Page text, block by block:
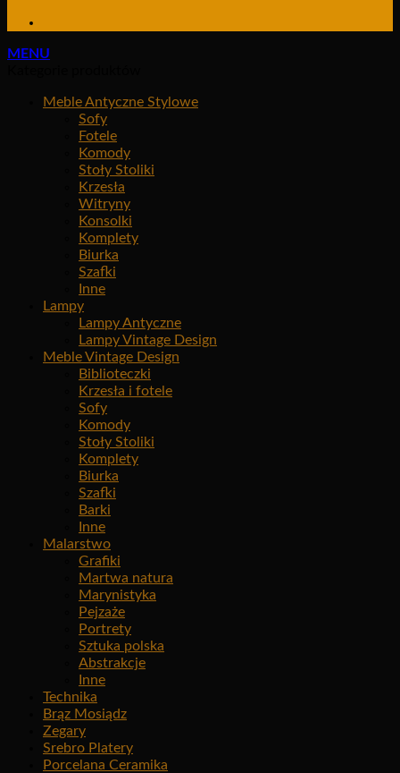
MENU
Meble Antyczne Stylowe
Sofy
Fotele
Komody
Stoły Stoliki
Krzesła
Witryny
Konsolki
Komplety
Biurka
Szafki
Inne
Lampy
Lampy Antyczne
Lampy Vintage Design
Meble Vintage Design
Biblioteczki
Krzesła i fotele
Sofy
Komody
Stoły Stoliki
Komplety
Biurka
Szafki
Barki
Inne
Malarstwo
Grafiki
Martwa natura
Marynistyka
Pejzaże
Portrety
Sztuka polska
Abstrakcje
Inne
Technika
Brąz Mosiądz
Zegary
Srebro Platery
Porcelana Ceramika